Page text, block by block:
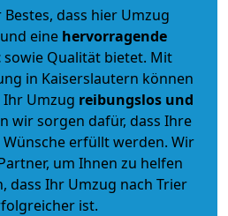
dass hier Umzug
und eine hervorragende
sowie Qualität bietet. Mit
in Kaiserslautern können
Ihr Umzug reibungslos und
wir sorgen dafür, dass Ihre
erfüllt werden. Wir
um Ihnen zu helfen
dass Ihr Umzug nach Trier
ist.